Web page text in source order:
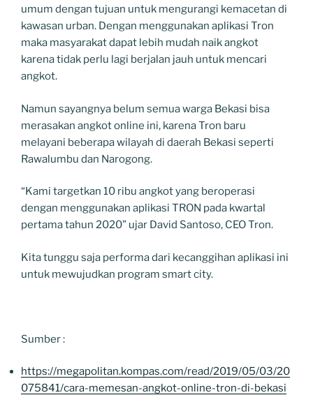
umum dengan tujuan untuk mengurangi kemacetan di
kawasan urban. Dengan menggunakan aplikasi Tron
maka masyarakat dapat lebih mudah naik angkot
karena tidak perlu lagi berjalan jauh untuk mencari
angkot.
Namun sayangnya belum semua warga Bekasi bisa
merasakan angkot online ini, karena Tron baru
melayani beberapa wilayah di daerah Bekasi seperti
Rawalumbu dan Narogong.
“Kami targetkan 10 ribu angkot yang beroperasi
dengan menggunakan aplikasi TRON pada kwartal
pertama tahun 2020” ujar David Santoso, CEO Tron.
Kita tunggu saja performa dari kecanggihan aplikasi ini
untuk mewujudkan program smart city.
Sumber :
https://megapolitan.kompas.com/read/2019/05/03/20
075841/cara-memesan-angkot-online-tron-di-bekasi